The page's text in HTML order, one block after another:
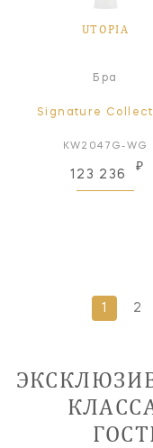
UTOPIA
Бра
Signature
KW2047G-WG
123 236
₽
1 2